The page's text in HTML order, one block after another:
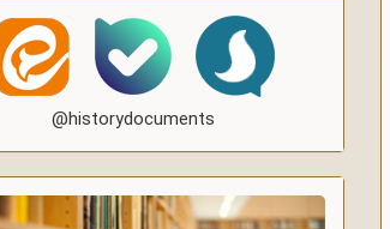
@historydocuments